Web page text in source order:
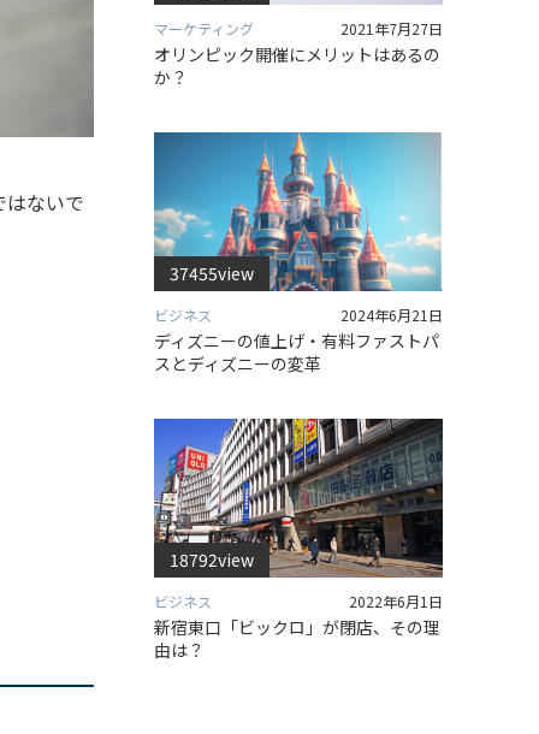
ないで
マーケティング 2021年7月27日
オリンピック開催にメリットはあるの
か？
37455view
ビジネス 2024年6月21日
ディズニーの値上げ・有料ファストパ
スとディズニーの変革
18792view
ビジネス 2022年6月1日
新宿東口「ビックロ」が閉店、その理
由は？